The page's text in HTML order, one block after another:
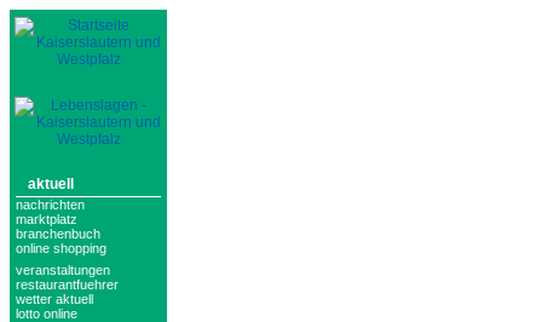
aktuell
nachrichten
marktplatz
branchenbuch
online shopping
veranstaltungen
restaurantfuehrer
wetter aktuell
lotto online